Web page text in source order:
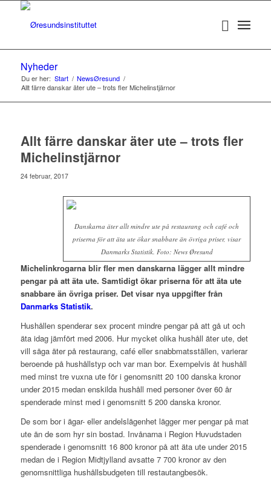
Nyheder
Du er her: Start / NewsØresund /
Allt färre danskar äter ute – trots fler Michelinstjärnor
Allt färre danskar äter ute – trots fler
Michelinstjärnor
24 februar, 2017
Danskarna äter allt mindre ute på restaurang och café och
priserna för att äta ute ökar snabbare än övriga priser, visar
Danmarks Statistik. Foto: News Øresund
Michelinkrogarna blir fler men danskarna lägger allt mindre
pengar på att äta ute. Samtidigt ökar priserna för att äta ute
snabbare än övriga priser. Det visar nya uppgifter från
Danmarks Statistik.
Hushållen spenderar sex procent mindre pengar på att gå ut och
äta idag jämfört med 2006. Hur mycket olika hushåll äter ute, det
vill säga äter på restaurang, café eller snabbmatsställen, varierar
beroende på hushållstyp och var man bor. Exempelvis åt hushåll
med minst tre vuxna ute för i genomsnitt 20 100 danska kronor
under 2015 medan enskilda hushåll med personer över 60 år
spenderade minst med i genomsnitt 5 200 danska kronor.
De som bor i ägar- eller andelslägenhet lägger mer pengar på mat
ute än de som hyr sin bostad. Invånarna i Region Huvudstaden
spenderade i genomsnitt 16 800 kronor på att äta ute under 2015
medan de i Region Midtjylland avsatte 7 700 kronor av den
genomsnittliga hushållsbudgeten till restautangbesök.